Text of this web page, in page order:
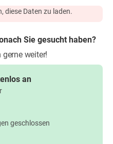
diese Daten zu laden.
Sie gesucht haben?
weiter!
an
geschlossen